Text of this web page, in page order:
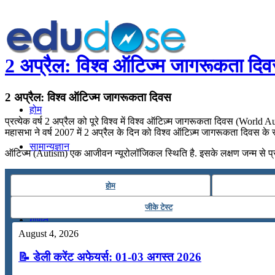
होम
सामान्यज्ञान
गणित
तर्कशक्ति
2 अप्रैल: विश्व ऑटिज्म जागरूकता
2 अप्रैल: विश्व ऑटिज्म जागरूकता दिवस
प्रत्येक वर्ष 2 अप्रैल को पूरे विश्व में विश्व ऑटिज़्म जागरूकता दिवस (World
महासभा ने वर्ष 2007 में 2 अप्रैल के दिन को विश्व ऑटिज़्म जागरूकता दिवस के
ऑटिज्म (Autism) एक आजीवन न्यूरोलॉजिकल स्थिति है. इसके लक्षण जन्म से
होम
जीके टेस्ट
August 4, 2026
📝 डेली करेंट अफेयर्स: 01-03 अगस्त 2026